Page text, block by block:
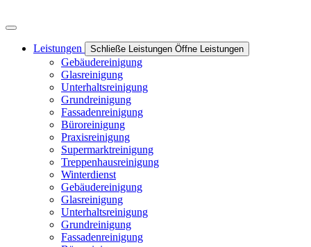
Leistungen Schließe Leistungen Öffne Leistungen
Gebäudereinigung
Glasreinigung
Unterhaltsreinigung
Grundreinigung
Fassadenreinigung
Büroreinigung
Praxisreinigung
Supermarktreinigung
Treppenhausreinigung
Winterdienst
Gebäudereinigung
Glasreinigung
Unterhaltsreinigung
Grundreinigung
Fassadenreinigung